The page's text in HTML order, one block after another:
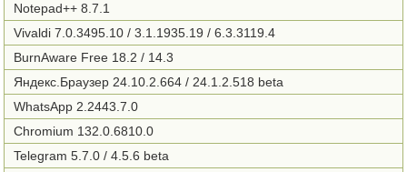
Notepad++ 8.7.1
Vivaldi 7.0.3495.10 / 3.1.1935.19 / 6.3.3119.4
BurnAware Free 18.2 / 14.3
Яндекс.Браузер 24.10.2.664 / 24.1.2.518 beta
WhatsApp 2.2443.7.0
Chromium 132.0.6810.0
Telegram 5.7.0 / 4.5.6 beta